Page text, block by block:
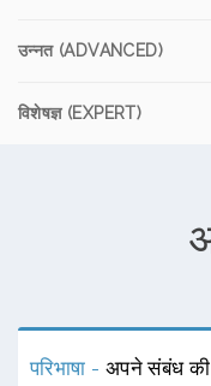
उन्नत (ADVANCED)
विशेषज्ञ (EXPERT)
परिभाषा - अपने संबंध